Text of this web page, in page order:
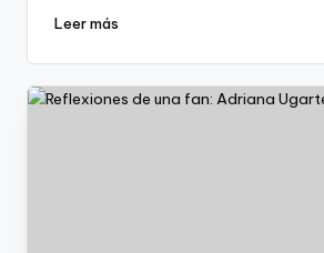
Leer más